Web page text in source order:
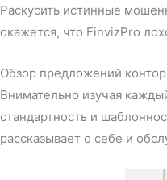
Раскусить истинные
окажется, что FinvizPro
Обзор предложений
Внимательно изучая
стандартность и
рассказывает о себе и